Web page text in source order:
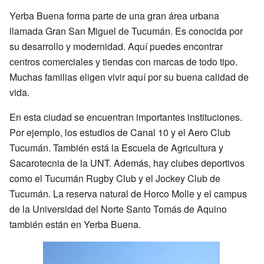
Yerba Buena forma parte de una gran área urbana
llamada Gran San Miguel de Tucumán. Es conocida por
su desarrollo y modernidad. Aquí puedes encontrar
centros comerciales y tiendas con marcas de todo tipo.
Muchas familias eligen vivir aquí por su buena calidad de
vida.
En esta ciudad se encuentran importantes instituciones.
Por ejemplo, los estudios de Canal 10 y el Aero Club
Tucumán. También está la Escuela de Agricultura y
Sacarotecnia de la UNT. Además, hay clubes deportivos
como el Tucumán Rugby Club y el Jockey Club de
Tucumán. La reserva natural de Horco Molle y el campus
de la Universidad del Norte Santo Tomás de Aquino
también están en Yerba Buena.